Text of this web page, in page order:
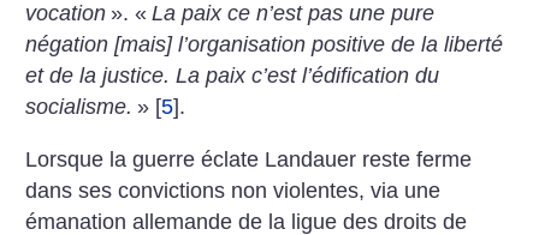
vocation ». « La paix ce n’est pas une pure
négation [mais] l’organisation positive de la liberté
et de la justice. La paix c’est l’édification du
socialisme. » [5].
Lorsque la guerre éclate Landauer reste ferme
dans ses convictions non violentes, via une
émanation allemande de la ligue des droits de